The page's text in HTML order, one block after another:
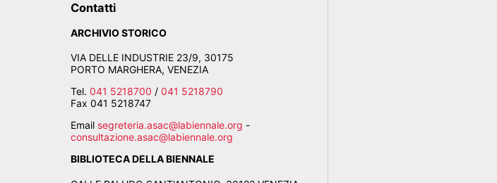
Contatti
ARCHIVIO STORICO
VIA DELLE INDUSTRIE 23/9, 30175
PORTO MARGHERA, VENEZIA
Tel. 041 5218700 / 041 5218790
Fax 041 5218747
Email segreteria.asac@labiennale.org -
consultazione.asac@labiennale.org
BIBLIOTECA DELLA BIENNALE